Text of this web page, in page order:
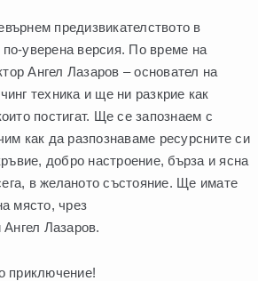
предизвикателството в
уверена версия. По време на
Ангел Лазаров – основател на
техника и ще ни разкрие как
постигат. Ще се запознаем с
как да разпознаваме ресурсните си
добро настроение, бърза и ясна
в желаното състояние. Ще имате
място, чрез
Лазаров.
приключение!